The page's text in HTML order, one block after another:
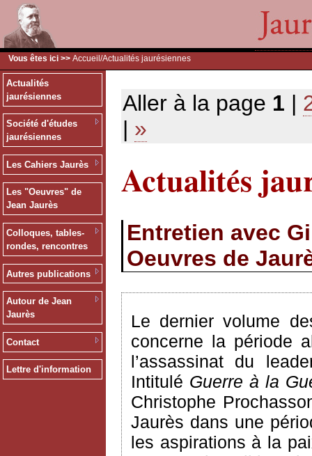
Vous êtes ici >> Accueil /Actualités jaurésiennes
Actualités
jaurésiennes
Société d'études
jaurésiennes
Les Cahiers Jaurès
Les "Oeuvres" de
Jean Jaurès
Colloques, tables-
rondes, rencontres
Autres publications
Autour de Jean
Jaurès
Contact
Lettre d'information
Aller à la page 1 |
| »
Actualités
Entretien avec
Oeuvres de
Le dernier volume
concerne la période
l’assassinat du
Intitulé Guerre à la
Christophe
Jaurès dans une
les aspirations à la